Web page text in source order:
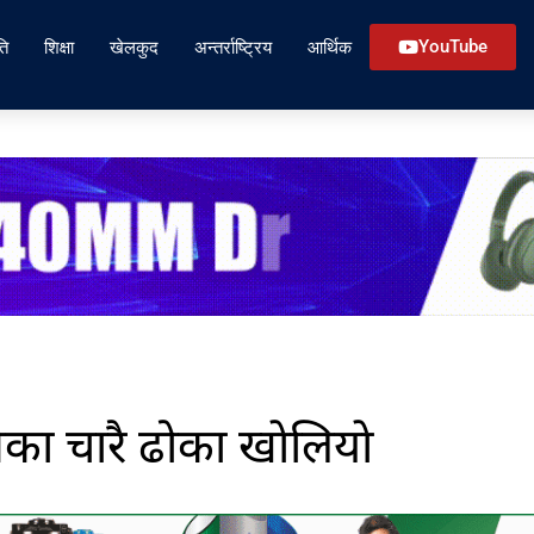
शिक्षा खेलकुद अन्तर्राष्ट्रिय आर्थिक YouTube
चारै ढोका खाेलियाे